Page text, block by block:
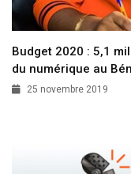
Budget 2020 : 5,1
du numérique au
25 novembre 2019